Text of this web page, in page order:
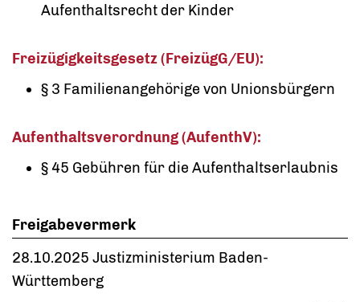
Aufenthaltsrecht der Kinder
Freizügigkeitsgesetz (FreizügG/EU):
§ 3 Familienangehörige von Unionsbürgern
Aufenthaltsverordnung (AufenthV):
§ 45 Gebühren für die Aufenthaltserlaubnis
Freigabevermerk
28.10.2025 Justizministerium Baden-
Württemberg